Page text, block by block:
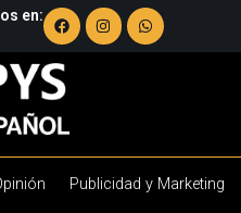
en:
Publicidad y Marketing